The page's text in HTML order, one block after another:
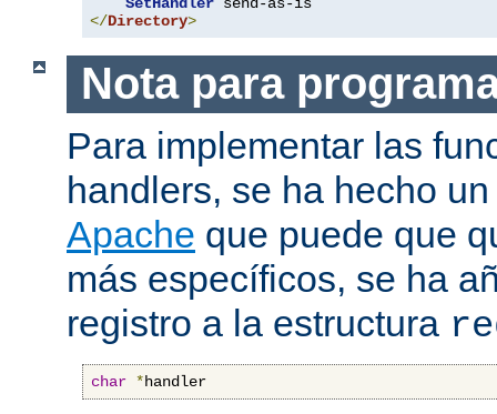
SetHandler
</Directory>
Nota para
Para implementar las
handlers, se ha hecho
Apache que puede que
más específicos, se ha
registro a la estructura
char *handler